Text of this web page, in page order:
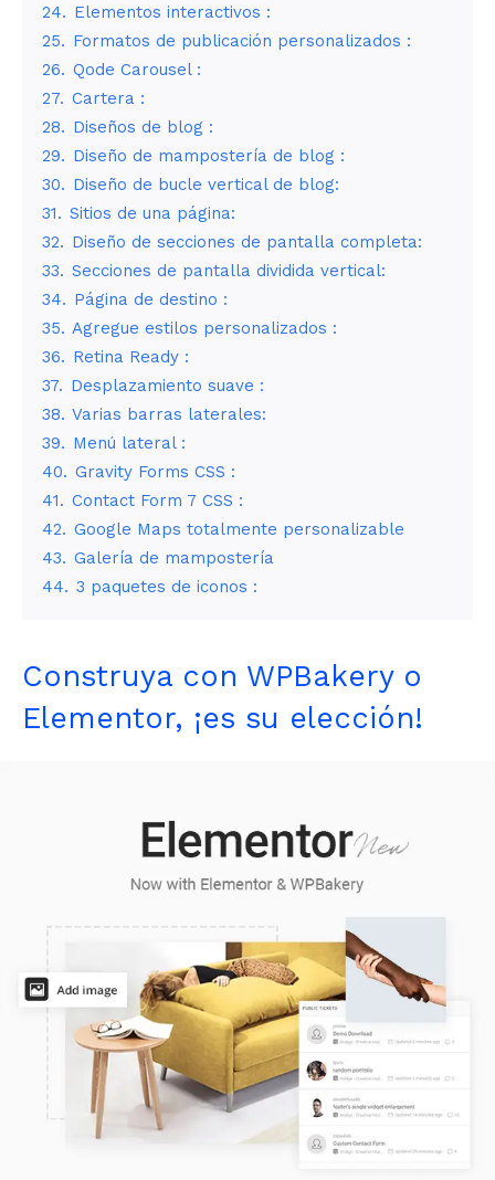
24. Elementos interactivos :
25. Formatos de publicación personalizados :
26. Qode Carousel :
27. Cartera :
28. Diseños de blog :
29. Diseño de mampostería de blog :
30. Diseño de bucle vertical de blog:
31. Sitios de una página:
32. Diseño de secciones de pantalla completa:
33. Secciones de pantalla dividida vertical:
34. Página de destino :
35. Agregue estilos personalizados :
36. Retina Ready :
37. Desplazamiento suave :
38. Varias barras laterales:
39. Menú lateral :
40. Gravity Forms CSS :
41. Contact Form 7 CSS :
42. Google Maps totalmente personalizable
43. Galería de mampostería
44. 3 paquetes de iconos :
Construya con WPBakery o
Elementor, ¡es su elección!